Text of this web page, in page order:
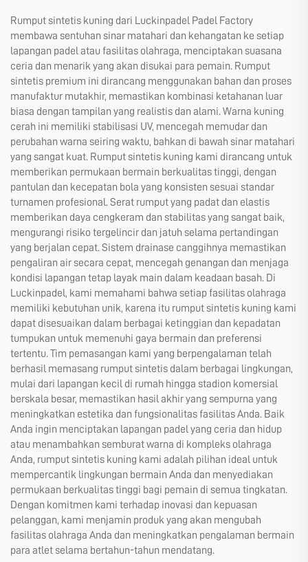
Rumput sintetis kuning dari Luckinpadel Padel Factory
membawa sentuhan sinar matahari dan kehangatan ke setiap
lapangan padel atau fasilitas olahraga, menciptakan suasana
ceria dan menarik yang akan disukai para pemain. Rumput
sintetis premium ini dirancang menggunakan bahan dan proses
manufaktur mutakhir, memastikan kombinasi ketahanan luar
biasa dengan tampilan yang realistis dan alami. Warna kuning
cerah ini memiliki stabilisasi UV, mencegah memudar dan
perubahan warna seiring waktu, bahkan di bawah sinar matahari
yang sangat kuat. Rumput sintetis kuning kami dirancang untuk
memberikan permukaan bermain berkualitas tinggi, dengan
pantulan dan kecepatan bola yang konsisten sesuai standar
turnamen profesional. Serat rumput yang padat dan elastis
memberikan daya cengkeram dan stabilitas yang sangat baik,
mengurangi risiko tergelincir dan jatuh selama pertandingan
yang berjalan cepat. Sistem drainase canggihnya memastikan
pengaliran air secara cepat, mencegah genangan dan menjaga
kondisi lapangan tetap layak main dalam keadaan basah. Di
Luckinpadel, kami memahami bahwa setiap fasilitas olahraga
memiliki kebutuhan unik, karena itu rumput sintetis kuning kami
dapat disesuaikan dalam berbagai ketinggian dan kepadatan
tumpukan untuk memenuhi gaya bermain dan preferensi
tertentu. Tim pemasangan kami yang berpengalaman telah
berhasil memasang rumput sintetis dalam berbagai lingkungan,
mulai dari lapangan kecil di rumah hingga stadion komersial
berskala besar, memastikan hasil akhir yang sempurna yang
meningkatkan estetika dan fungsionalitas fasilitas Anda. Baik
Anda ingin menciptakan lapangan padel yang ceria dan hidup
atau menambahkan semburat warna di kompleks olahraga
Anda, rumput sintetis kuning kami adalah pilihan ideal untuk
mempercantik lingkungan bermain Anda dan menyediakan
permukaan berkualitas tinggi bagi pemain di semua tingkatan.
Dengan komitmen kami terhadap inovasi dan kepuasan
pelanggan, kami menjamin produk yang akan mengubah
fasilitas olahraga Anda dan meningkatkan pengalaman bermain
para atlet selama bertahun-tahun mendatang.